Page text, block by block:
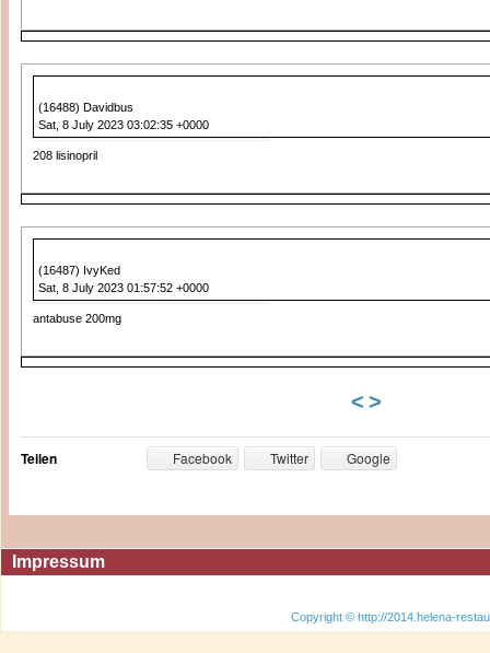
(16488) Davidbus
Sat, 8 July 2023 03:02:35 +0000
208 lisinopril
(16487) IvyKed
Sat, 8 July 2023 01:57:52 +0000
antabuse 200mg
< >
Teilen Facebook Twitter Google
Impressum
Copyright © http://2014.helena-